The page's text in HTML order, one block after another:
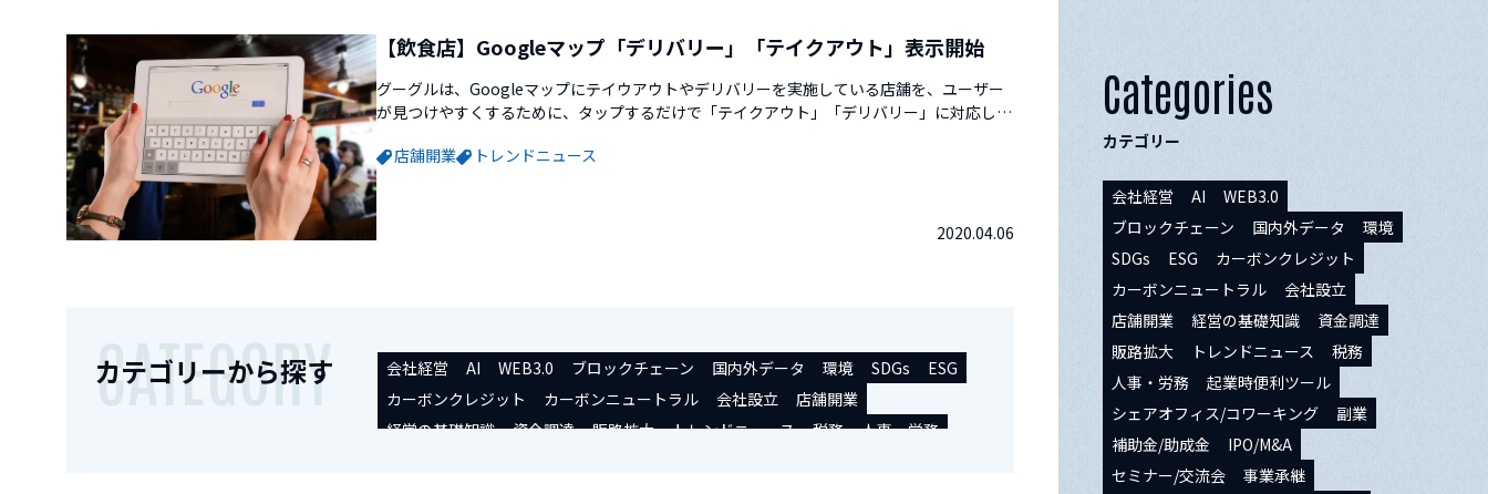
【飲食店】Googleマップ「デリバリー」「テイクアウト」表示開始
グーグルは、Googleマップにテイウアウトやデリバリーを実施している店舗を、ユーザー
が見つけやすくするために、タップするだけで「テイクアウト」「デリバリー」に対応した
「Google マイビジネス」のプロフィールに基づき、Google マップやGoogle検索結果に反
店舗開業 トレンドニュース
2020.04.06
カテゴリーから探す
CATEGORY 会社経営 AI WEB3.0 ブロックチェーン 国内外データ 環境 SDGs
ESG
カーボンクレジット
カーボンニュートラル 会社設立
店舗開業
経営の基礎知識
資金調達 販路拡大 トレンドニュース 税務
人事・労務
Categories
カテゴリー
会社経営 AI
WEB3.0
ブロックチェーン
国内外データ
環境
SDGs
ESG
カーボンクレジット
カーボンニュートラル
会社設立
店舗開業
経営の基礎知識
資金調達
販路拡大
トレンドニュース
税務
人事・労務
起業時便利ツール
シェアオフィス/コワーキング
副業
補助金/助成金
IPO/M&A
セミナー/交流会
事業承継